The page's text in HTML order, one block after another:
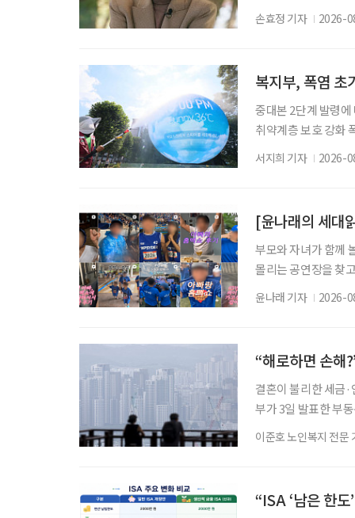
단단해진 모습으로
널에 출연한 그는 방
손효정 기자 2026-
복지부, 폭염 초
중대본 2단계 발령
취약계층 보호 강화
이 확대·장기화하
보건복지부에 따르
영
서지희 기자 2026-
부모와 자녀가 함께
몰리는 공연장을 찾
을 돌린다. 세대의
사람의 취향인지
윤나래 기자 2026-
“해로하면 손해
결혼이 불리한 세금
부가 3일 발표한 부
맞추면서, 각각 집
로 유리해질 수 있
이준호 노인복지 전문
“ISA ‘남은 한